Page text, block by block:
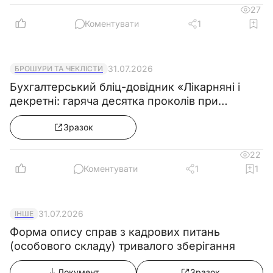
27
Коментувати
1
БРОШУРИ ТА ЧЕКЛІСТИ 31.07.2026
Бухгалтерський бліц-довідник «Лікарняні і
декретні: гаряча десятка проколів при
розрахунку середньої зарплати»
Зразок
22
Коментувати
1 1
ІНШЕ 31.07.2026
Форма опису справ з кадрових питань
(особового складу) тривалого зберігання